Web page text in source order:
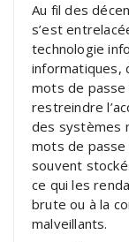
Au fil des
s’est
technologie
informatiques,
mots de
restreindre
des systèmes
mots de
souvent
ce qui les
brute ou à la
malveillants.